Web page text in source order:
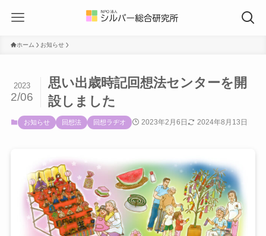
ホーム お知らせ
思い出歳時記回想法センターを開
設しました
2023
2/06
お知らせ 回想法 回想ラヂオ 2023年2月6日 2024年8月13日